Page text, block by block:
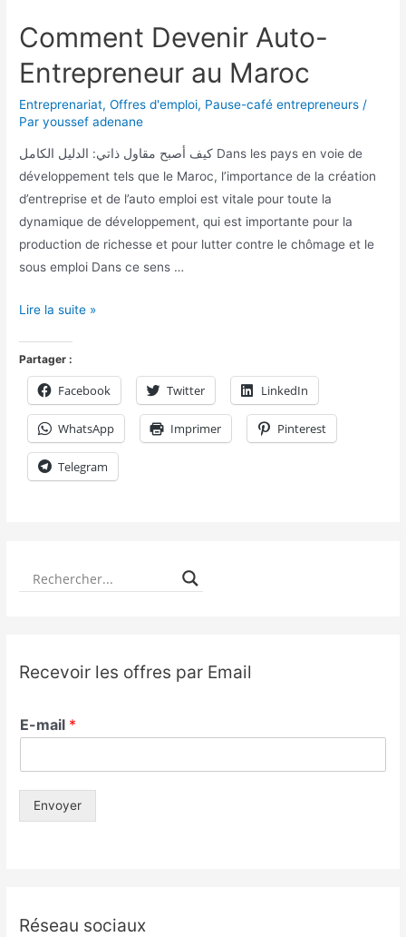
Comment Devenir Auto-
Entrepreneur au Maroc
Entreprenariat,Offres d'emploi, Pause-café entrepreneurs /
Paryoussef adenane
كيف أصبح مقاول ذاتي: الدليل الكامل Dans les pays en voie de
développement tels que le Maroc, l’importance de la création
d’entreprise et de l’auto emploi est vitale pour toute la
dynamique de développement, qui est importante pour la
production de richesse et pour lutter contre le chômage et le
sous emploi Dans ce sens …
Lire la suite »
Partager :
Facebook Twitter LinkedIn
WhatsApp Imprimer Pinterest
Telegram
Recevoir les offres par Email
E-mail *
Envoyer
Réseau sociaux